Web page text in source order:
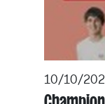
10/10/